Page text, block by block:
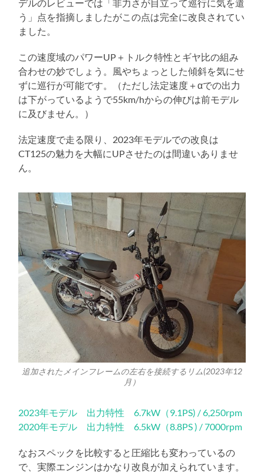
デルのレビューでは「非力さが目立って巡行に気を遣
う」点を指摘しましたがこの点は完全に改良されてい
ました。
この速度域のパワーUP＋トルク特性とギヤ比の組み
合わせの妙でしょう。風やちょっとした傾斜を気にせ
ずに巡行が可能です。（ただし法定速度＋αでの出力
は下がっているようで55km/hからの伸びは前モデル
に及びません。）
法定速度で走る限り、2023年モデルでの改良は
CT125の魅力を大幅にUPさせたのは間違いありませ
ん。
追加されたメインフレームの左右を接続するリム(2023年12
月）
2023年モデル 出力特性 6.7kW（9.1PS) / 6,250rpm
2020年モデル 出力特性 6.5kW（8.8PS ) / 7000rpm
なおスペックを比較すると圧縮比も変わっているの
で、実際エンジンはかなり改良が加えられています。